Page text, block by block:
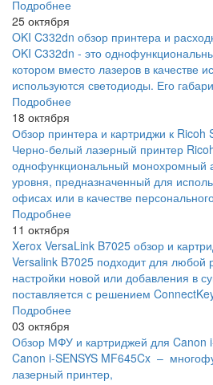
Подробнее
25 октября
OKI C332dn обзор принтера и
OKI C332dn - это
котором вместо лазеров в качестве
используются светодиоды. Его
Подробнее
18 октября
Обзор принтера и картриджи к Ricoh
Черно-белый лазерный принтер
однофункциональный монохромный
уровня, предназначенный для
офисах или в качестве
Подробнее
11 октября
Xerox VersaLink B7025 обзор и
Versalink B7025 подходит для любой
настройки новой или добавления в
поставляется с решением
Подробнее
03 октября
Обзор МФУ и картриджей для Canon
Canon i-SENSYS MF645Cx –
лазерный принтер,